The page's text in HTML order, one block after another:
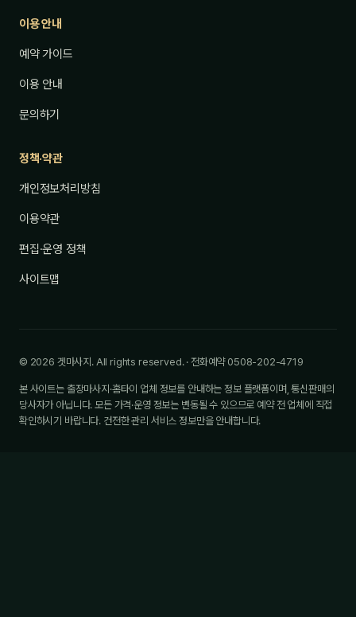
이용 안내
예약 가이드
이용 안내
문의하기
정책·약관
개인정보처리방침
이용약관
편집·운영 정책
사이트맵
© 2026 겟마사지. All rights reserved. · 전화예약 0508-202-4719
본 사이트는 출장마사지·홈타이 업체 정보를 안내하는 정보 플랫폼이며, 통신판매의
당사자가 아닙니다. 모든 가격·운영 정보는 변동될 수 있으므로 예약 전 업체에 직접
확인하시기 바랍니다. 건전한 관리 서비스 정보만을 안내합니다.